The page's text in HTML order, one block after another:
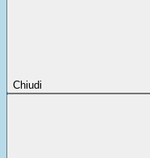
Chiudi